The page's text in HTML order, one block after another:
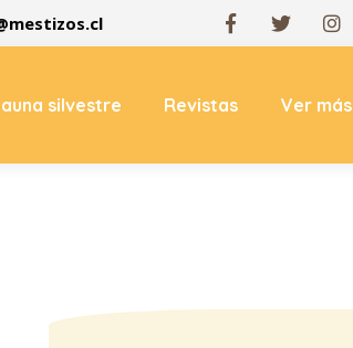
silvestre Revistas Ver más